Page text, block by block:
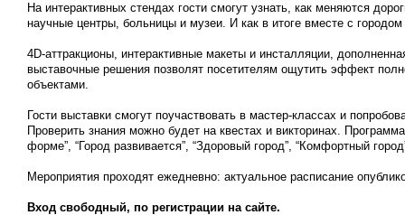
На интерактивных стендах гости смогут узнать, как меняются
научные центры, больницы и музеи. И как в итоге вместе с
4D-аттракционы, интерактивные макеты и инсталляции,
выставочные решения позволят посетителям ощутить эффект
объектами.
Гости выставки смогут поучаствовать в мастер-классах и
Проверить знания можно будет на квестах и викторинах.
форме”, “Город развивается”, “Здоровый город”, “Комфортный
Мероприятия проходят ежедневно: актуальное расписание
Вход свободный, по регистрации на сайте.